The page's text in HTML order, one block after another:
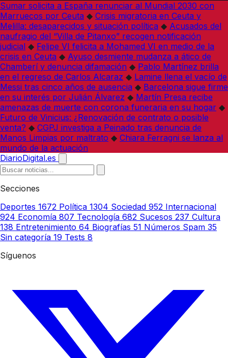
Sumar solicita a España renunciar al Mundial 2030 con
Marruecos por Ceuta ◆ Crisis migratoria en Ceuta y
Melilla: desaparecidos y situación política ◆ Acusados del
naufragio del “Villa de Pitanxo” recogen notificación
judicial ◆ Felipe VI felicita a Mohamed VI en medio de la
crisis en Ceuta ◆ Ayuso desmiente mudanza a ático de
Chamberí y denuncia difamación ◆ Pablo Martínez brilla
en el regreso de Carlos Alcaraz ◆ Lamine llena el vacío de
Messi tras cinco años de ausencia ◆ Barcelona sigue firme
en su interés por Julián Álvarez ◆ Martín Presa recibe
amenazas de muerte con corona funeraria en su hogar ◆
Futuro de Vinicius: ¿Renovación de contrato o posible
venta? ◆ CGPJ investiga a Peinado tras denuncia de
Manos Limpias por maltrato ◆ Chiara Ferragni se lanza al
mundo de la actuación
DiarioDigital.es
Secciones
Deportes 1672 Política 1304 Sociedad 952 Internacional
924 Economía 807 Tecnología 682 Sucesos 237 Cultura
138 Entretenimiento 64 Biografías 51 Números Spam 35
Sin categoría 19 Tests 8
Síguenos